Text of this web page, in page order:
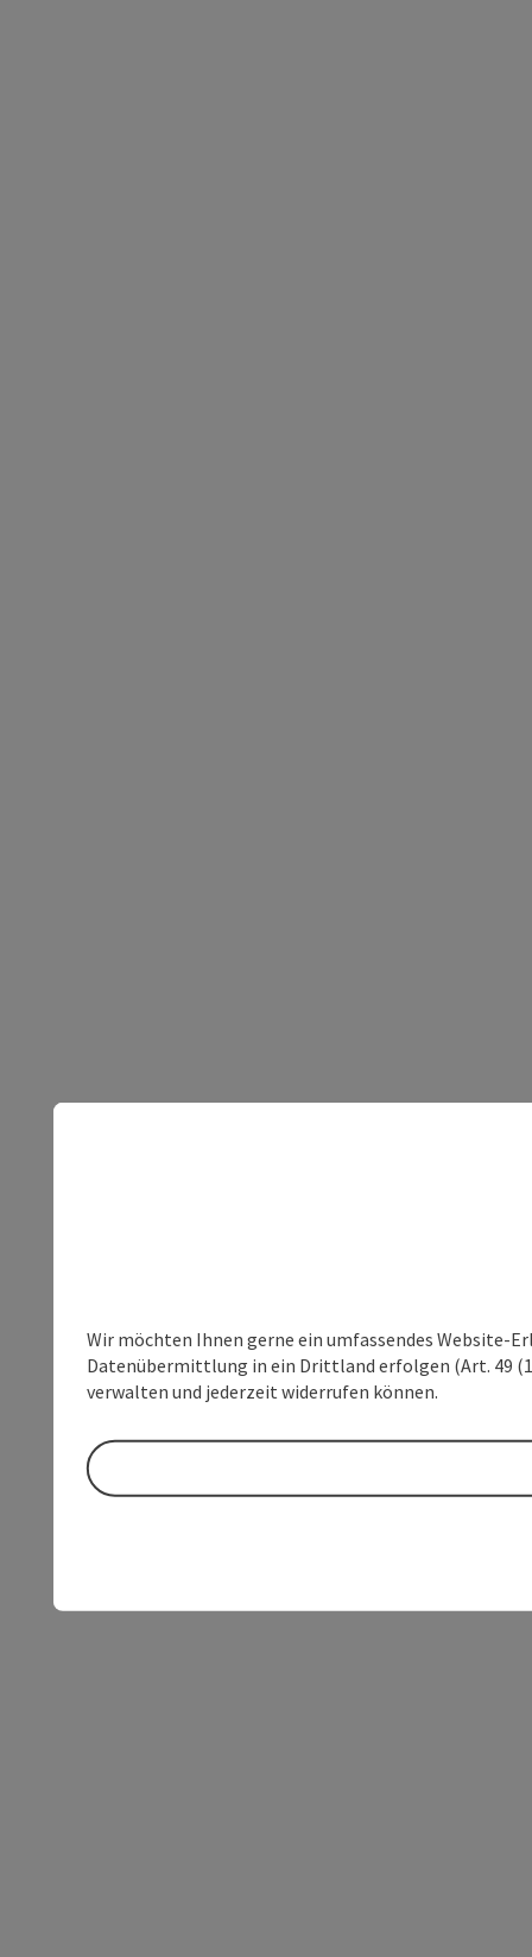
Wir möchten Ihnen gerne ein umfassendes Website-
Datenübermittlung in ein Drittland erfolgen (Art. 49
verwalten und jederzeit widerrufen können.